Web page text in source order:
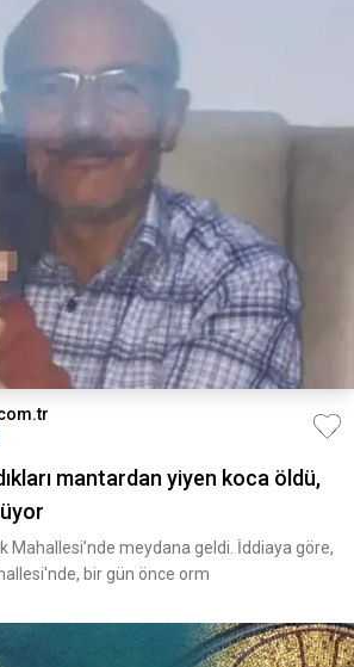
mantardan yiyen koca öldü,
Mahallesi’nde meydana geldi. İddiaya göre,
bir gün önce orm